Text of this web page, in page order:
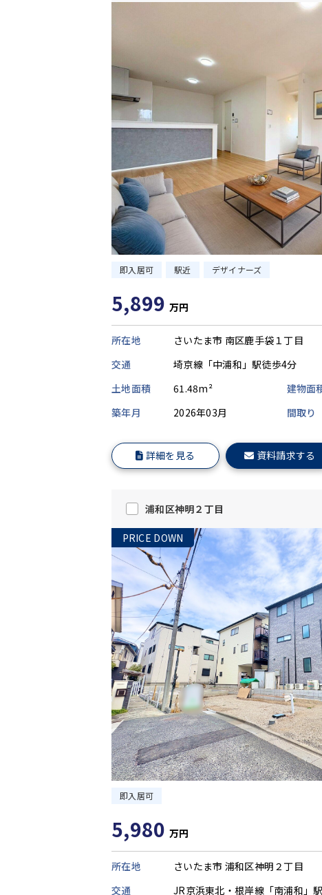
即入居可 駅近 デザイナーズ
5,899 万円
所在地
さいたま市 南区鹿手袋１丁目
交通
埼京線「中浦和」駅徒歩4分
土地面積
61.48m² 建物面
築年月
2026年03月 間取り
詳細を見る 資料請求する
浦和区神明２丁目
PRICE DOWN
即入居可
5,980 万円
所在地
さいたま市 浦和区神明２丁目
交通
JR京浜東北・根岸線「南浦和」